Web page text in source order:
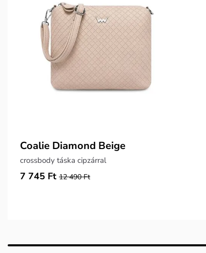
Coalie Diamond Beige
crossbody táska cipzárral
7 745 Ft 12 490 Ft